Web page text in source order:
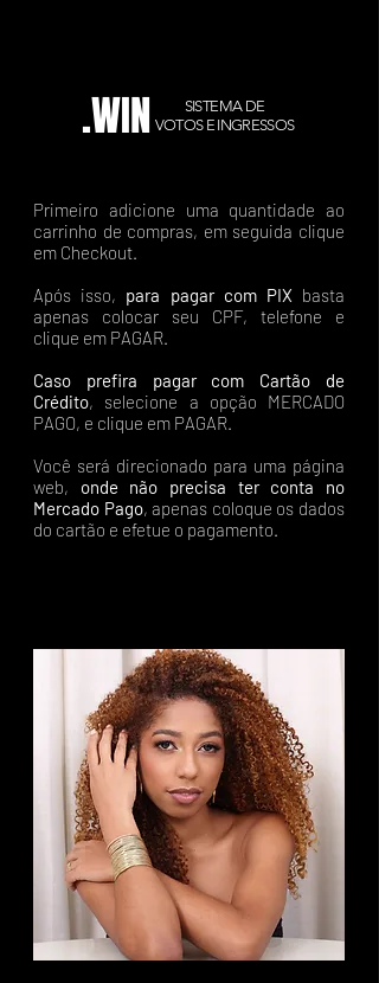
.WIN
SISTEMA DE
VOTOS E INGRESSOS
Primeiro adicione uma quantidade ao
carrinho de compras, em seguida clique
em Checkout.
Após isso, para pagar com PIX basta
apenas colocar seu CPF, telefone e
clique em PAGAR.
Caso prefira pagar com Cartão de
Crédito, selecione a opção MERCADO
PAGO, e clique em PAGAR.
Você será direcionado para uma página
web, onde não precisa ter conta no
Mercado Pago, apenas coloque os dados
do cartão e efetue o pagamento.